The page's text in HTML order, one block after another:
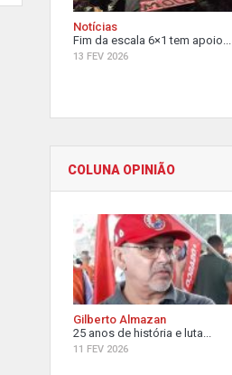
Notícias
Fim da escala 6×1 tem apoio...
13 FEV 2026
COLUNA OPINIÃO
Gilberto Almazan
25 anos de história e luta...
11 FEV 2026